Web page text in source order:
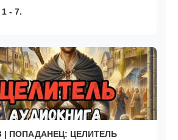
- 7.
| ПОПАДАНЕЦ: ЦЕЛИТЕЛЬ